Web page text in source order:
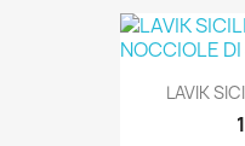
LAVIK